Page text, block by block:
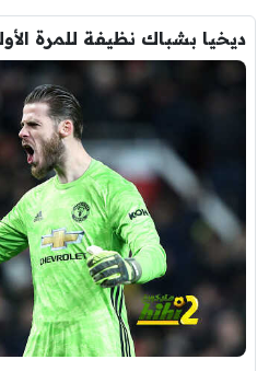
ديخيا بشباك نظيفة للمرة